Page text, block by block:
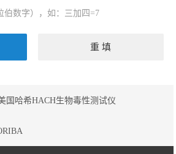
伯数字），如：三加四=7
国哈希HACH生物毒性测试仪